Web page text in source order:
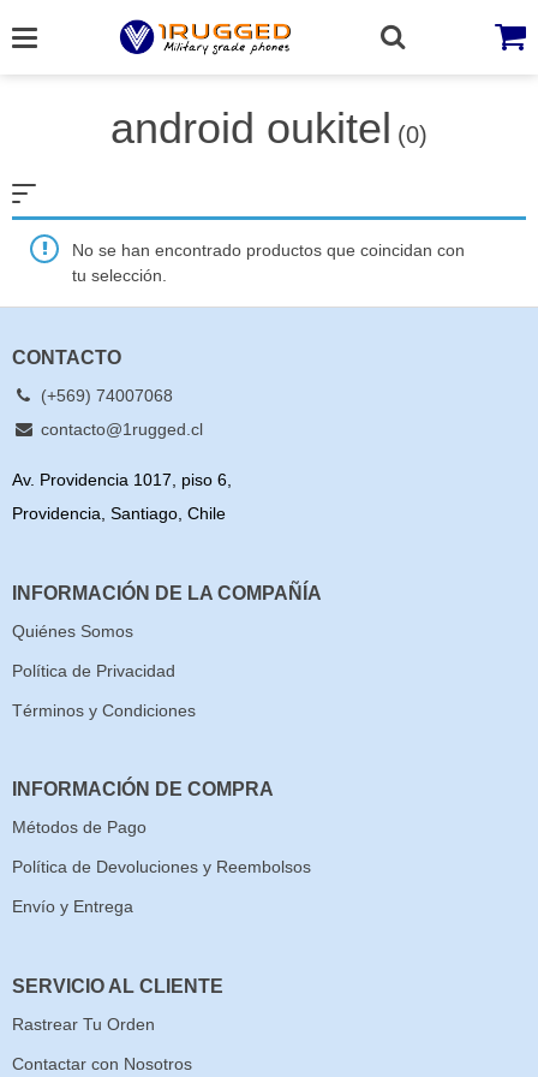
to
android oukitel (0)
No se han encontrado productos que coincidan con
tu selección.
CONTACTO
(+569) 74007068
contacto@1rugged.cl
Av. Providencia 1017, piso 6,
Providencia, Santiago, Chile
INFORMACIÓN DE LA COMPAÑÍA
Quiénes Somos
Política de Privacidad
Términos y Condiciones
INFORMACIÓN DE COMPRA
Métodos de Pago
Política de Devoluciones y Reembolsos
Envío y Entrega
SERVICIO AL CLIENTE
Rastrear Tu Orden
Contactar con Nosotros